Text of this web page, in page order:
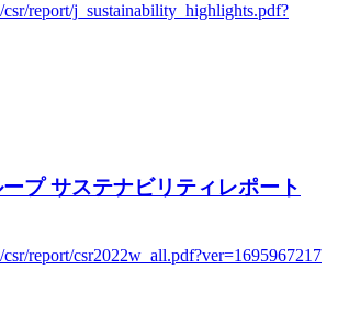
report/j_sustainability_highlights.pdf?
プ サステナビリティレポート
report/csr2022w_all.pdf?ver=1695967217